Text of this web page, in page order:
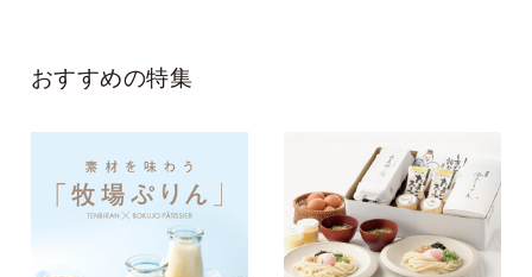
おすすめの特集